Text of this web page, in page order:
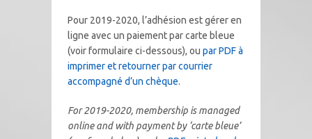
Pour 2019-2020, l’adhésion est gérer en
ligne avec un paiement par carte bleue
(voir formulaire ci-dessous), ou par PDF à
imprimer et retourner par courrier
accompagné d’un chèque.
For 2019-2020, membership is managed
online and with payment by ‘carte bleue’